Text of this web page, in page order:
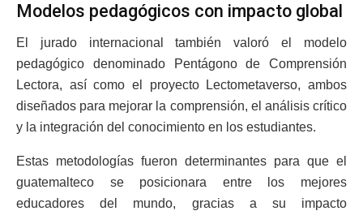
Modelos pedagógicos con impacto global
El jurado internacional también valoró el modelo
pedagógico denominado Pentágono de Comprensión
Lectora, así como el proyecto Lectometaverso, ambos
diseñados para mejorar la comprensión, el análisis crítico
y la integración del conocimiento en los estudiantes.
Estas metodologías fueron determinantes para que el
guatemalteco se posicionara entre los mejores
educadores del mundo, gracias a su impacto